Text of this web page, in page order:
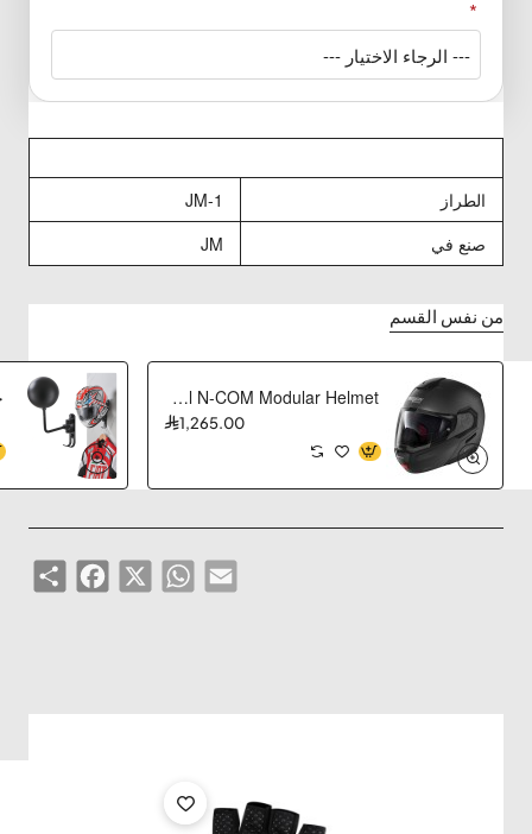
الطراز
JM-1
صنع في
JM
من نفس القسم
Nolan N90-3 06 Special N-COM Modular Helmet
1,265.00
Share
Facebook X
WhatsApp Email